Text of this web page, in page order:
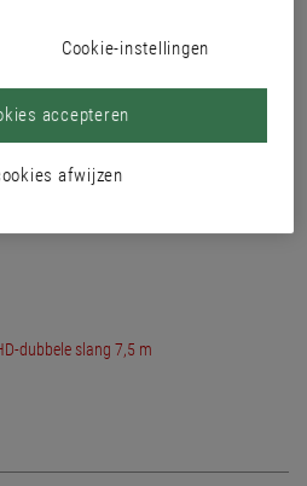
Cookie-instellingen
afwijzen
accepteren